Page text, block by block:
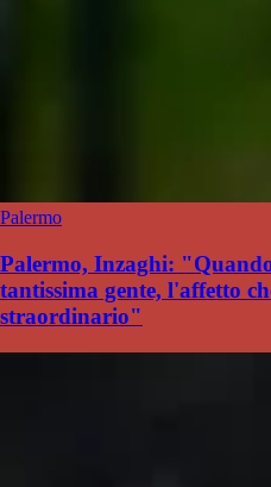
Palermo
Palermo, Inzaghi:
tantissima gente, l'affetto
straordinario"